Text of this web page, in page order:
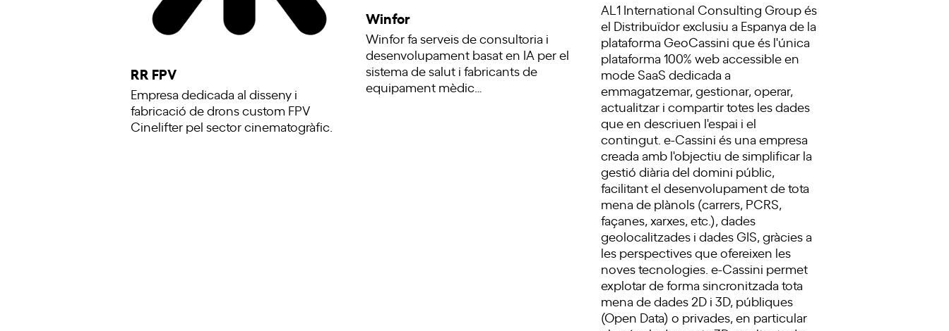
RR FPV
Empresa dedicada al disseny i
fabricació de drons custom FPV
Cinelifter pel sector cinematogràfic.
Winfor
Winfor fa serveis de consultoria i
desenvolupament basat en IA per el
sistema de salut i fabricants de
equipament mèdic…
AL1 International Consulting Group és
el Distribuïdor exclusiu a Espanya de la
plataforma GeoCassini que és l'única
plataforma 100% web accessible en
mode SaaS dedicada a
emmagatzemar, gestionar, operar,
actualitzar i compartir totes les dades
que en descriuen l'espai i el
contingut. e-Cassini és una empresa
creada amb l'objectiu de simplificar la
gestió diària del domini públic,
facilitant el desenvolupament de tota
mena de plànols (carrers, PCRS,
façanes, xarxes, etc.), dades
geolocalitzades i dades GIS, gràcies a
les perspectives que ofereixen les
noves tecnologies. e-Cassini permet
explotar de forma sincronitzada tota
mena de dades 2D i 3D, públiques
(Open Data) o privades, en particular